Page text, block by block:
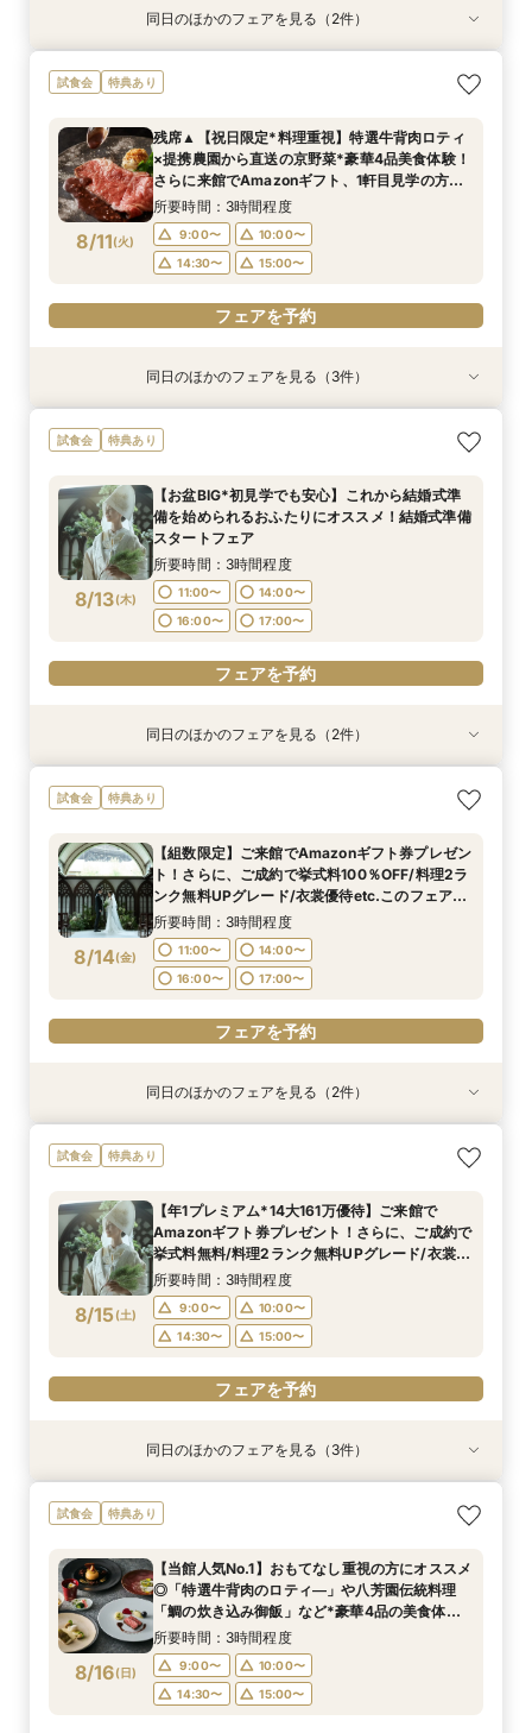
特典あり
8/9(日)
【初見学でも安心】気軽に見学◎結婚式準備ス
タートフェア
9:00〜
10:00〜
15:00〜
16:00〜
フェアを予約
特典あり
8/9(日)
【少人数*おもてなし重視の方*必見】八坂の塔に
誓う挙式×実際のご婚礼料理ハーフコース試食で
所要時間：3時間程度
9:00〜
10:00〜
15:00〜
16:00〜
フェアを予約
同日のほかのフェアを見る（2件）
試食会 特典あり
8/11(火)
残席▲【祝日限定*料理重視】特選牛背肉ロティ
×提携農園から直送の京野菜*豪華4品美食体験！
さらに来館でAmazonギフト、1軒目見学の方は
ご成約で挙式料無料＆料理2ランクUP特典付◎
所要時間：3時間程度
9:00〜
10:00〜
14:30〜
15:00〜
フェアを予約
特典あり
8/11(火)
【初見学でも安心】気軽に見学◎結婚式準備ス
タートフェア
9:00〜
10:00〜
14:30〜
フェアを予約
特典あり
8/11(火)
【少人数*おもてなし重視の方*必見】6名～
OK！少人数婚相談会◆八坂の塔に誓う挙式会場
おもてなし体験フェア
所要時間：3時間程度
9:00〜
14:30〜
15:00〜
フェアを予約
特典あり
8/11(火)
【組数限定】ご来館でAmazonギフト券プレゼン
ト！さらに、ご成約で挙式料100％OFF/料理2ラ
定の特典付リニューアル記念フェア◎
所要時間：3時間程度
9:00〜
14:30〜
15:00〜
フェアを予約
同日のほかのフェアを見る（3件）
試食会 特典あり
8/13(木)
【お盆BIG*初見学でも安心】これから結婚式準
備を始められるおふたりにオススメ！結婚式準備
スタートフェア
所要時間：3時間程度
11:00〜
14:00〜
16:00〜
17:00〜
フェアを予約
特典あり
8/13(木)
【組数限定】ご来館でAmazonギフト券プレゼン
ト！さらに、ご成約で挙式料100％OFF/料理2ラ
定の特典付リニューアル記念フェア◎
所要時間：3時間程度
11:00〜
14:00〜
16:00〜
17:00〜
フェアを予約
特典あり
8/13(木)
【少人数*おもてなし重視の方*必見】八坂の塔に
誓う挙式×実際のご婚礼料理ハーフコース試食で
所要時間：3時間程度
11:00〜
14:00〜
16:00〜
17:00〜
フェアを予約
同日のほかのフェアを見る（2件）
試食会 特典あり
8/14(金)
【組数限定】ご来館でAmazonギフト券プレゼン
ト！さらに、ご成約で挙式料100％OFF/料理2ラ
ンク無料UPグレード/衣裳優待etc.このフェア限
定の特典付リニューアル記念フェア◎
所要時間：3時間程度
11:00〜
14:00〜
16:00〜
17:00〜
フェアを予約
特典あり
8/14(金)
【初見学でも安心】気軽に見学◎結婚式準備ス
タートフェア
11:00〜
14:00〜
16:00〜
17:00〜
フェアを予約
特典あり
8/14(金)
【少人数*おもてなし重視の方*必見】八坂の塔に
誓う挙式×実際のご婚礼料理ハーフコース試食で
所要時間：3時間程度
11:00〜
14:00〜
16:00〜
17:00〜
フェアを予約
同日のほかのフェアを見る（2件）
試食会 特典あり
8/15(土)
【年1プレミアム*14大161万優待】ご来館で
Amazonギフト券プレゼント！さらに、ご成約で
挙式料無料/料理2ランク無料UPグレード/衣裳優
待etc.年に1度のプレミアムフェア限定特典付◎
所要時間：3時間程度
9:00〜
10:00〜
14:30〜
15:00〜
フェアを予約
特典あり
8/15(土)
【初見学でも安心】気軽に見学◎結婚式準備ス
タートフェア
9:00〜
10:00〜
14:30〜
15:00〜
フェアを予約
特典あり
8/15(土)
【文化財を貸切】京都東山に佇む「旧三井邸」全
館見学×「特選牛」や「八芳園伝統料理・祝い鯛
所要時間：3時間程度
9:00〜
10:00〜
14:30〜
15:00〜
フェアを予約
特典あり
8/15(土)
【少人数*おもてなし重視の方*必見】八坂の塔に
誓う挙式×実際のご婚礼料理ハーフコース試食で
所要時間：3時間程度
9:00〜
10:00〜
14:30〜
15:00〜
フェアを予約
同日のほかのフェアを見る（3件）
試食会 特典あり
8/16(日)
【当館人気No.1】おもてなし重視の方にオススメ
◎「特選牛背肉のロティ―」や八芳園伝統料理
「鯛の炊き込み御飯」など*豪華4品の美食体験*
フェア
所要時間：3時間程度
9:00〜
10:00〜
14:30〜
15:00〜